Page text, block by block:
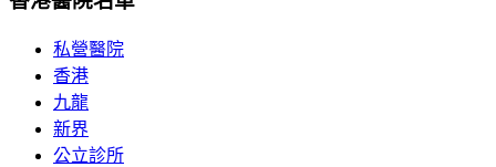
私營醫院
香港
九龍
新界
公立診所